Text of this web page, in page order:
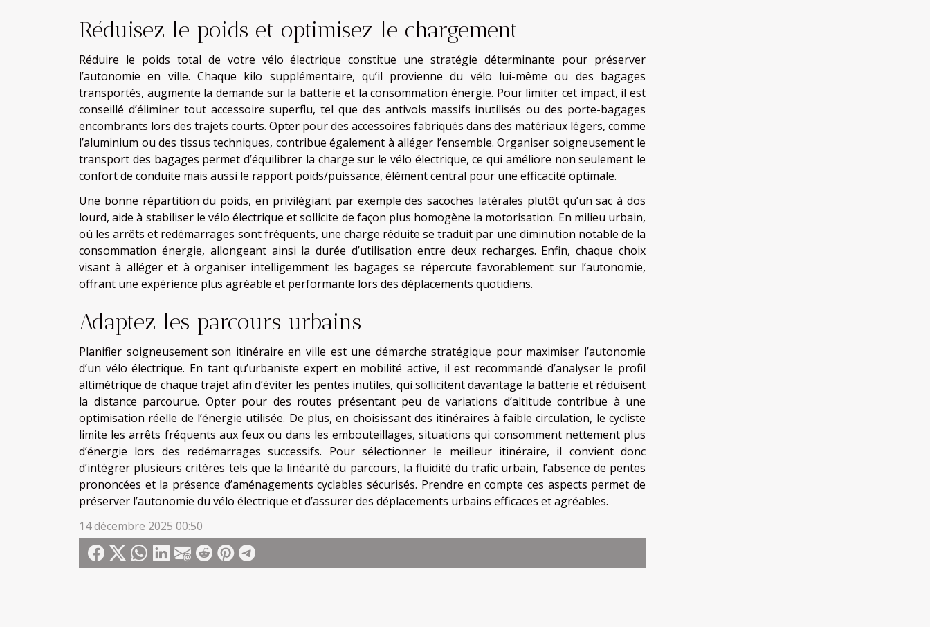
Réduisez le poids et optimisez le chargement
Réduire le poids total de votre vélo électrique constitue une stratégie déterminante pour préserver
l’autonomie en ville. Chaque kilo supplémentaire, qu’il provienne du vélo lui-même ou des bagages
transportés, augmente la demande sur la batterie et la consommation énergie. Pour limiter cet impact, il est
conseillé d’éliminer tout accessoire superflu, tel que des antivols massifs inutilisés ou des porte-bagages
encombrants lors des trajets courts. Opter pour des accessoires fabriqués dans des matériaux légers, comme
l’aluminium ou des tissus techniques, contribue également à alléger l’ensemble. Organiser soigneusement le
transport des bagages permet d’équilibrer la charge sur le vélo électrique, ce qui améliore non seulement le
confort de conduite mais aussi le rapport poids/puissance, élément central pour une efficacité optimale.
Une bonne répartition du poids, en privilégiant par exemple des sacoches latérales plutôt qu’un sac à dos
lourd, aide à stabiliser le vélo électrique et sollicite de façon plus homogène la motorisation. En milieu urbain,
où les arrêts et redémarrages sont fréquents, une charge réduite se traduit par une diminution notable de la
consommation énergie, allongeant ainsi la durée d’utilisation entre deux recharges. Enfin, chaque choix
visant à alléger et à organiser intelligemment les bagages se répercute favorablement sur l’autonomie,
offrant une expérience plus agréable et performante lors des déplacements quotidiens.
Adaptez les parcours urbains
Planifier soigneusement son itinéraire en ville est une démarche stratégique pour maximiser l’autonomie
d’un vélo électrique. En tant qu’urbaniste expert en mobilité active, il est recommandé d’analyser le profil
altimétrique de chaque trajet afin d’éviter les pentes inutiles, qui sollicitent davantage la batterie et réduisent
la distance parcourue. Opter pour des routes présentant peu de variations d’altitude contribue à une
optimisation réelle de l’énergie utilisée. De plus, en choisissant des itinéraires à faible circulation, le cycliste
limite les arrêts fréquents aux feux ou dans les embouteillages, situations qui consomment nettement plus
d’énergie lors des redémarrages successifs. Pour sélectionner le meilleur itinéraire, il convient donc
d’intégrer plusieurs critères tels que la linéarité du parcours, la fluidité du trafic urbain, l’absence de pentes
prononcées et la présence d’aménagements cyclables sécurisés. Prendre en compte ces aspects permet de
préserver l’autonomie du vélo électrique et d’assurer des déplacements urbains efficaces et agréables.
14 décembre 2025 00:50